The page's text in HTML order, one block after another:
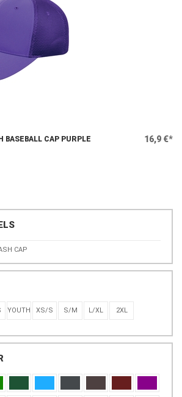
BASEBALL CAP PURPLE 16,9 €*
CAP
YOUTH XS/S S/M L/XL 2XL